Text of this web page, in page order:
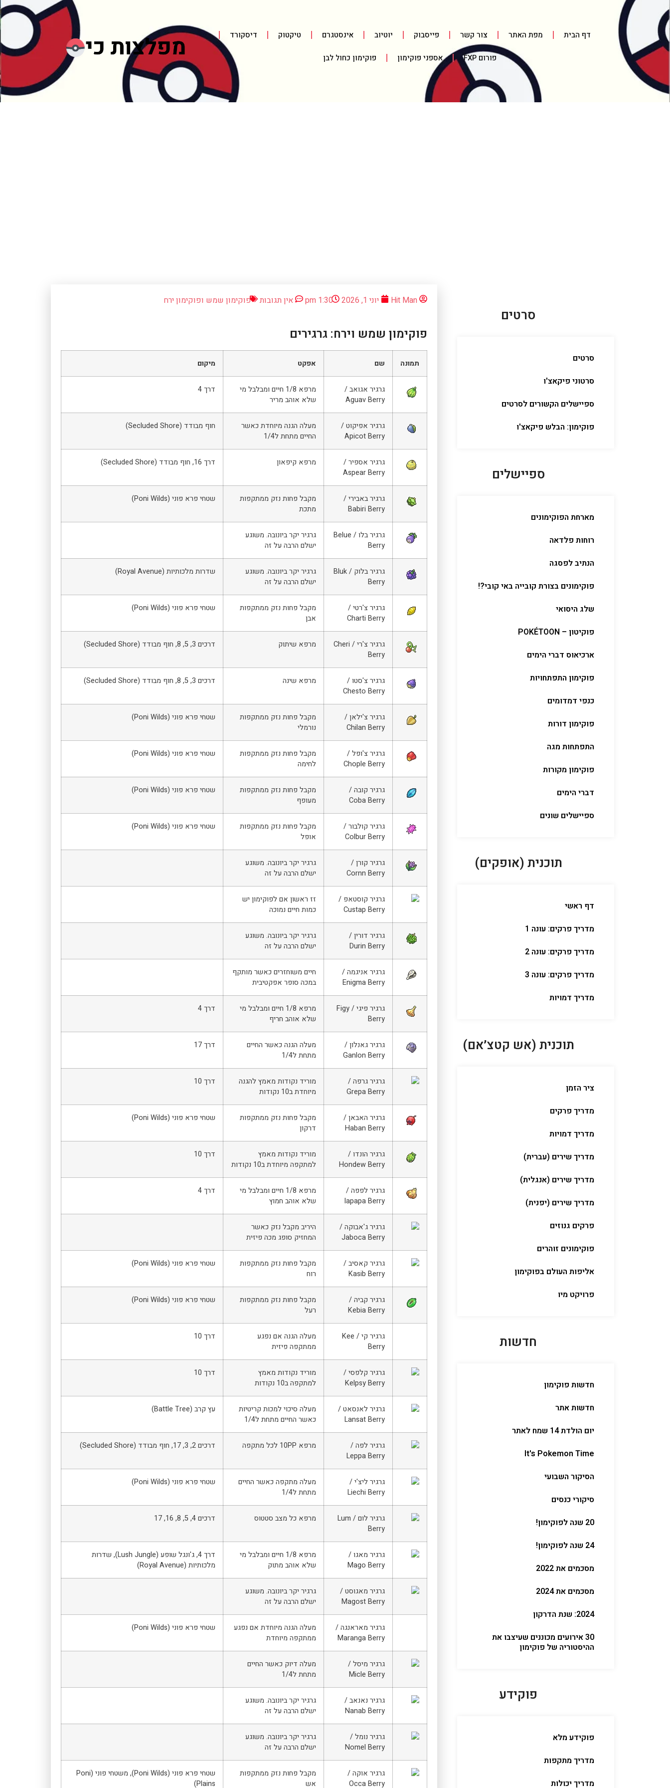
דף הבית מפת האתר צור קשר פייסבוק יוטיוב אינסטגרם טיקטוק דיסקורד
פורום FXP אספני פוקימון פוקימון כחול לבן
סרטים
סרטים
סרטוני פיקאצ'ו
ספיישלים הקשורים לסרטים
פוקימון: הבלש פיקאצ'ו
ספיישלים
מארחת הפוקימונים
רוחות פלדאה
הנתיב לפסגה
פוקימונים בצורת קובייה באי קובי?!
שלג היסואי
פוקיטון – POKÉTOON
ארכיאוס דברי הימים
פוקימון התפתחויות
כנפי דמדומים
פוקימון דורות
התפתחות מגה
פוקימון מקורות
דברי הימים
ספיישלים שונים
תוכנית (אופקים)
דף ראשי
מדריך פרקים: עונה 1
מדריך פרקים: עונה 2
מדריך פרקים: עונה 3
מדריך דמויות
תוכנית (אש קטצ׳אם)
ציר הזמן
מדריך פרקים
מדריך דמויות
מדריך שירים (עברית)
מדריך שירים (אנגלית)
מדריך שירים (יפנית)
פרקים גנוזים
פוקימונים זוהרים
אליפות העולם בפוקימון
פרויקט מיו
חדשות
חדשות פוקימון
חדשות אתר
יום הולדת 14 שמח לאתר
It's Pokemon Time
הסיקור השבועי
סיקורי כנסים
20 שנה לפוקימון!
24 שנה לפוקימון!
מסכמים את 2022
מסכמים את 2024
2024: שנת הדרקון
30 אירועים מכוננים שעיצבו את
ההיסטוריה של פוקימון
פוקידע
פוקידע מלא
מדריך מתקפות
מדריך יכולות
Hit Man יוני 1, 2026 1:30 pm אין תגובות פוקימון שמש ופוקימון ירח
פוקימון שמש וירח: גרגירים
תמונה שם אפקט מיקום
גרגיר אגואב /
Aguav Berry
מרפא 1/8 חיים ומבלבל מי
שלא אוהב מריר
דרך 4
גרגיר אפיקוט /
Apicot Berry
מעלה הגנה מיוחדת כאשר
החיים מתחת ל1/4
חוף מבודד (Secluded Shore)
גרגיר אספיר /
Aspear Berry
מרפא קיפאון דרך 16, חוף מבודד (Secluded Shore)
גרגיר באבירי /
Babiri Berry
מקבל פחות נזק ממתקפות
מתכת
שטחי פרא פוני (Poni Wilds)
גרגיר בלו / Belue
Berry
גרגיר יקר ביונובה. משוגע
ישלם הרבה על זה
גרגיר בלוק / Bluk
Berry
גרגיר יקר ביונובה. משוגע
ישלם הרבה על זה
שדרות מלכותיות (Royal Avenue)
גרגיר צ'רטי /
Charti Berry
מקבל פחות נזק ממתקפות
אבן
שטחי פרא פוני (Poni Wilds)
גרגיר צ'רי / Cheri
Berry
מרפא שיתוק דרכים 3, 5, 8, חוף מבודד (Secluded Shore)
גרגיר צ'סטו /
Chesto Berry
מרפא שינה דרכים 3, 5, 8, חוף מבודד (Secluded Shore)
גרגיר צ'ילאן /
Chilan Berry
מקבל פחות נזק ממתקפות
נורמלי
שטחי פרא פוני (Poni Wilds)
גרגיר צ'ופל /
Chople Berry
מקבל פחות נזק ממתקפות
לחימה
שטחי פרא פוני (Poni Wilds)
גרגיר קובה /
Coba Berry
מקבל פחות נזק ממתקפות
מעופף
שטחי פרא פוני (Poni Wilds)
גרגיר קולבור /
Colbur Berry
מקבל פחות נזק ממתקפות
אופל
שטחי פרא פוני (Poni Wilds)
גרגיר קורן /
Cornn Berry
גרגיר יקר ביונובה. משוגע
ישלם הרבה על זה
גרגיר קוסטאפ /
Custap Berry
זז ראשון אם לפוקימון יש
כמות חיים נמוכה
גרגיר דורין /
Durin Berry
גרגיר יקר ביונובה. משוגע
ישלם הרבה על זה
גרגיר אניגמה /
Enigma Berry
חיים משוחזרים כאשר מותקף
במכה סופר אפקטיבית
גרגיר פיגי / Figy
Berry
מרפא 1/8 חיים ומבלבל מי
שלא אוהב חריף
דרך 4
גרגיר גאנלון /
Ganlon Berry
מעלה הגנה כאשר החיים
מתחת ל1/4
דרך 17
גרגיר גרפה /
Grepa Berry
מוריד נקודות מאמץ להגנה
מיוחדת ב10 נקודות
דרך 10
גרגיר האבאן /
Haban Berry
מקבל פחות נזק ממתקפות
דרקון
שטחי פרא פוני (Poni Wilds)
גרגיר הונדו /
Hondew Berry
מוריד נקודות מאמץ
למתקפה מיוחדת ב10 נקודות
דרך 10
גרגיר לפפה /
Iapapa Berry
מרפא 1/8 חיים ומבלבל מי
שלא אוהב חמוץ
דרך 4
גרגיר ג'אבוקה /
Jaboca Berry
היריב מקבל נזק כאשר
המחזיק סופג מכה פיזית
גרגיר קאסיב /
Kasib Berry
מקבל פחות נזק ממתקפות
רוח
שטחי פרא פוני (Poni Wilds)
גרגיר קביה /
Kebia Berry
מקבל פחות נזק ממתקפות
רעל
שטחי פרא פוני (Poni Wilds)
גרגיר קי / Kee
Berry
מעלה הגנה אם נפגע
ממתקפה פיזית
דרך 10
גרגיר קלפסי /
Kelpsy Berry
מוריד נקודות מאמץ
למתקפה ב10 נקודות
דרך 10
גרגיר לאנסאט /
Lansat Berry
מעלה סיכוי למכות קריטיות
כאשר החיים מתחת ל1/4
עץ קרב (Battle Tree)
גרגיר לפה /
Leppa Berry
מרפא 10PP לכל מתקפה דרכים 2, 3, 17, חוף מבודד (Secluded Shore)
גרגיר ליצ'י /
Liechi Berry
מעלה מתקפה כאשר החיים
מתחת ל1/4
שטחי פרא פוני (Poni Wilds)
גרגיר לום / Lum
Berry
מרפא כל מצב סטטוס דרכים 4, 5, 8, 16, 17
גרגיר מאגו /
Mago Berry
מרפא 1/8 חיים ומבלבל מי
שלא אוהב מתוק
דרך 4, ג'ונגל שופע (Lush Jungle), שדרות
מלכותיות (Royal Avenue)
גרגיר מאגוסט /
Magost Berry
גרגיר יקר ביונובה. משוגע
ישלם הרבה על זה
גרגיר מאראנגה /
Maranga Berry
מעלה הגנה מיוחדת אם נפגע
ממתקפה מיוחדת
שטחי פרא פוני (Poni Wilds)
גרגיר מיסל /
Micle Berry
מעלה דיוק כאשר החיים
מתחת ל1/4
גרגיר נאנאב /
Nanab Berry
גרגיר יקר ביונובה. משוגע
ישלם הרבה על זה
גרגיר נומל /
Nomel Berry
גרגיר יקר ביונובה. משוגע
ישלם הרבה על זה
גרגיר אוקה /
Occa Berry
מקבל פחות נזק ממתקפות
אש
שטחי פרא פוני (Poni Wilds), משטחי פוני (Poni
Plains)